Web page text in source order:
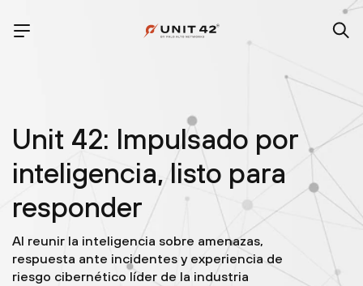
Unit 42: Impulsado por
inteligencia, listo para
responder
Al reunir la inteligencia sobre amenazas,
respuesta ante incidentes y experiencia de
riesgo cibernético líder de la industria